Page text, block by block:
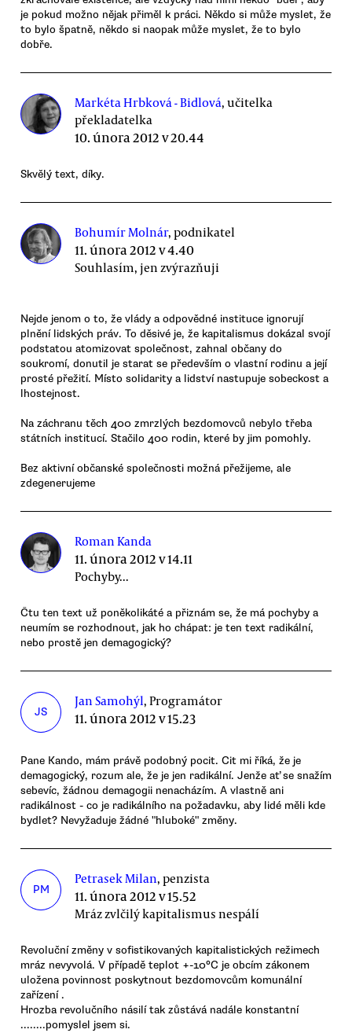
je pokud možno nějak přiměl k práci. Někdo si může myslet, že
to bylo špatně, někdo si naopak může myslet, že to bylo
dobře.
Markéta Hrbková - Bidlová, učitelka
překladatelka
10. února 2012 v 20.44
Skvělý text, díky.
Bohumír Molnár, podnikatel
11. února 2012 v 4.40
Souhlasím, jen zvýrazňuji
Nejde jenom o to, že vlády a odpovědné instituce ignorují
plnění lidských práv. To děsivé je, že kapitalismus dokázal svojí
podstatou atomizovat společnost, zahnal občany do
soukromí, donutil je starat se především o vlastní rodinu a její
prosté přežití. Místo solidarity a lidství nastupuje sobeckost a
lhostejnost.
Na záchranu těch 400 zmrzlých bezdomovců nebylo třeba
státních institucí. Stačilo 400 rodin, které by jim pomohly.
Bez aktivní občanské společnosti možná přežijeme, ale
zdegenerujeme
Roman Kanda
11. února 2012 v 14.11
Pochyby...
Čtu ten text už poněkolikáté a přiznám se, že má pochyby a
neumím se rozhodnout, jak ho chápat: je ten text radikální,
nebo prostě jen demagogický?
JS
Jan Samohýl, Programátor
11. února 2012 v 15.23
Pane Kando, mám právě podobný pocit. Cit mi říká, že je
demagogický, rozum ale, že je jen radikální. Jenže ať se snažím
sebevíc, žádnou demagogii nenacházím. A vlastně ani
radikálnost - co je radikálního na požadavku, aby lidé měli kde
bydlet? Nevyžaduje žádné "hluboké" změny.
PM
Petrasek Milan, penzista
11. února 2012 v 15.52
Mráz zvlčilý kapitalismus nespálí
Revoluční změny v sofistikovaných kapitalistických režimech
mráz nevyvolá. V případě teplot +-10°C je obcím zákonem
uložena povinnost poskytnout bezdomovcům komunální
zařízení .
Hrozba revolučního násilí tak zůstává nadále konstantní
........pomyslel jsem si.